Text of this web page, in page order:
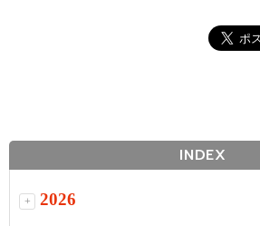
INDEX
+ 2026